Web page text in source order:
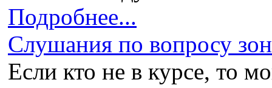
Подробнее...
Слушания по вопросу
Если кто не в курсе, то